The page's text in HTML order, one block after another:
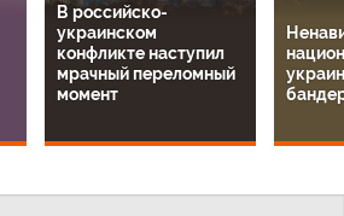
В российско-
украинском
конфликте наступил
мрачный переломный
момент